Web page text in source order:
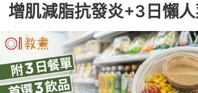
增肌減脂抗發炎+3日懶